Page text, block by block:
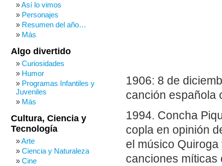
1906: 8 de
canción española
1994. Concha
copla en opinión
el músico
canciones míticas
Así lo vimos
Personajes
Resumen del año…
Más
Algo divertido
Curiosidades
Humor
Programas Infantiles y
Juveniles
Más
Cultura, Ciencia y
Tecnología
Arte
Ciencia y Naturaleza
Cine